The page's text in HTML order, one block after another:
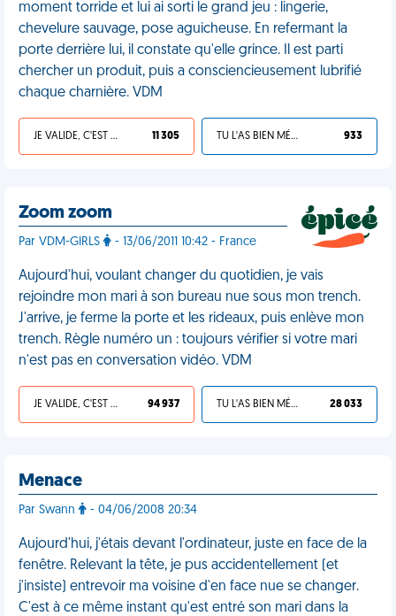
moment torride et lui ai sorti le grand jeu : lingerie,
chevelure sauvage, pose aguicheuse. En refermant la
porte derrière lui, il constate qu'elle grince. Il est parti
chercher un produit, puis a consciencieusement lubrifié
chaque charnière. VDM
JE VALIDE, C'EST UNE VDM 11 305 TU L'AS BIEN MÉRITÉ 933
Zoom zoom
Par VDM-GIRLS - 13/06/2011 10:42 - France
Aujourd'hui, voulant changer du quotidien, je vais
rejoindre mon mari à son bureau nue sous mon trench.
J'arrive, je ferme la porte et les rideaux, puis enlève mon
trench. Règle numéro un : toujours vérifier si votre mari
n'est pas en conversation vidéo. VDM
JE VALIDE, C'EST UNE VDM 94 937 TU L'AS BIEN MÉRITÉ 28 033
Menace
Par Swann - 04/06/2008 20:34
Aujourd'hui, j'étais devant l'ordinateur, juste en face de la
fenêtre. Relevant la tête, je pus accidentellement (et
j'insiste) entrevoir ma voisine d'en face nue se changer.
C'est à ce même instant qu'est entré son mari dans la